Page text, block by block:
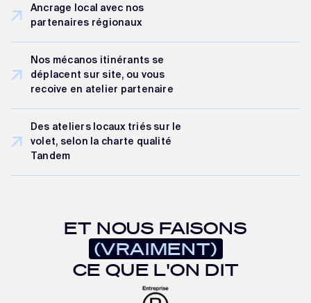
Ancrage local avec nos
partenaires régionaux
Nos mécanos itinérants se
déplacent sur site, ou vous
recoive en atelier partenaire
Des ateliers locaux triés sur le
volet, selon la charte qualité
Tandem
ET NOUS FAISONS
(VRAIMENT)
CE QUE L'ON DIT